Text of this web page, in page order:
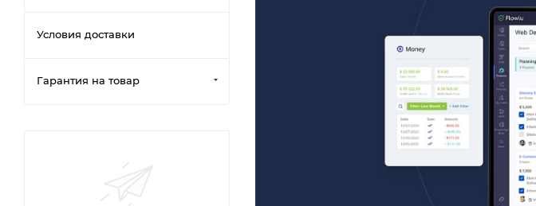
Условия доставки
Гарантия на товар